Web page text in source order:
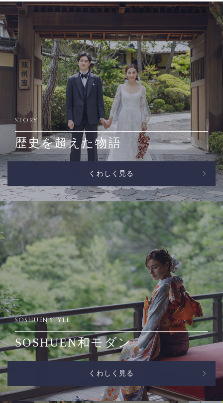
STORY
歴史を超えた物語
くわしく見る
SOSHUEN STYLE
SOSHUEN和モダン
くわしく見る